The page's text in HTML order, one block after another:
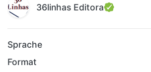
36linhas Editora
Sprache
Format